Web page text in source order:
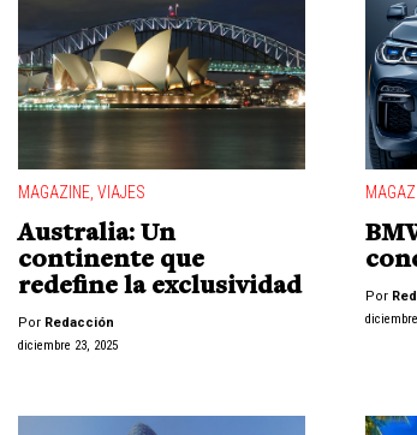
MAGAZINE,VIAJES
Australia: Un
continente que
redefine la exclusividad
Por Redacción
diciembre 23, 2025
Por